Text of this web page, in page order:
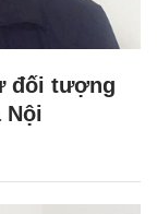
đối tượng
Nội